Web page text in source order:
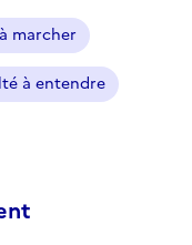
marcher
à entendre